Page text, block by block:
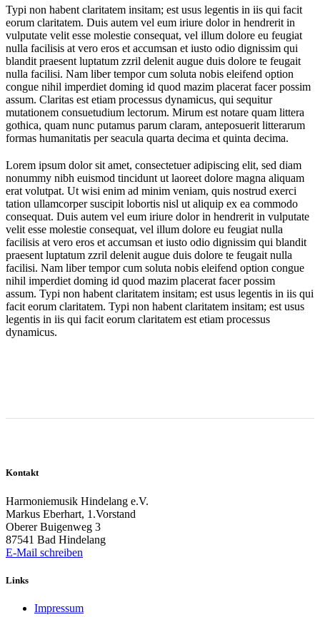
Typi non habent claritatem insitam; est usus legentis in iis qui facit
eorum claritatem. Duis autem vel eum iriure dolor in hendrerit in
vulputate velit esse molestie consequat, vel illum dolore eu feugiat
nulla facilisis at vero eros et accumsan et iusto odio dignissim qui
blandit praesent luptatum zzril delenit augue duis dolore te feugait
nulla facilisi. Nam liber tempor cum soluta nobis eleifend option
congue nihil imperdiet doming id quod mazim placerat facer possim
assum. Claritas est etiam processus dynamicus, qui sequitur
mutationem consuetudium lectorum. Mirum est notare quam littera
gothica, quam nunc putamus parum claram, anteposuerit litterarum
formas humanitatis per seacula quarta decima et quinta decima.
Lorem ipsum dolor sit amet, consectetuer adipiscing elit, sed diam
nonummy nibh euismod tincidunt ut laoreet dolore magna aliquam
erat volutpat. Ut wisi enim ad minim veniam, quis nostrud exerci
tation ullamcorper suscipit lobortis nisl ut aliquip ex ea commodo
consequat. Duis autem vel eum iriure dolor in hendrerit in vulputate
velit esse molestie consequat, vel illum dolore eu feugiat nulla
facilisis at vero eros et accumsan et iusto odio dignissim qui blandit
praesent luptatum zzril delenit augue duis dolore te feugait nulla
facilisi. Nam liber tempor cum soluta nobis eleifend option congue
nihil imperdiet doming id quod mazim placerat facer possim
assum. Typi non habent claritatem insitam; est usus legentis in iis qui
facit eorum claritatem. Typi non habent claritatem insitam; est usus
legentis in iis qui facit eorum claritatem est etiam processus
dynamicus.
Kontakt
Harmoniemusik Hindelang e.V.
Markus Eberhart, 1.Vorstand
Oberer Buigenweg 3
87541 Bad Hindelang
E-Mail schreiben
Links
Impressum